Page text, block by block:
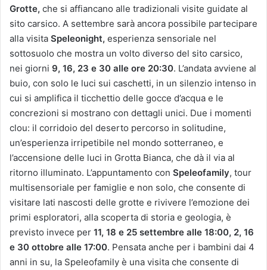
Grotte, che si affiancano alle tradizionali visite guidate al
sito carsico. A settembre sarà ancora possibile partecipare
alla visita Speleonight, esperienza sensoriale nel
sottosuolo che mostra un volto diverso del sito carsico,
nei giorni 9, 16, 23 e 30 alle ore 20:30. L’andata avviene al
buio, con solo le luci sui caschetti, in un silenzio intenso in
cui si amplifica il ticchettio delle gocce d’acqua e le
concrezioni si mostrano con dettagli unici. Due i momenti
clou: il corridoio del deserto percorso in solitudine,
un’esperienza irripetibile nel mondo sotterraneo, e
l’accensione delle luci in Grotta Bianca, che dà il via al
ritorno illuminato. L’appuntamento con Speleofamily, tour
multisensoriale per famiglie e non solo, che consente di
visitare lati nascosti delle grotte e rivivere l’emozione dei
primi esploratori, alla scoperta di storia e geologia, è
previsto invece per 11, 18 e 25 settembre alle 18:00, 2, 16
e 30 ottobre alle 17:00. Pensata anche per i bambini dai 4
anni in su, la Speleofamily è una visita che consente di